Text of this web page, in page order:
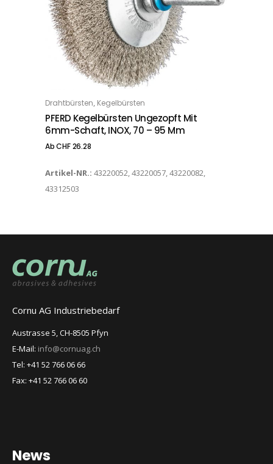
OPTIONS
Drahtbürsten, Kegelbürsten
PFERD Kegelbürsten Ungezopft Mit
6mm-Schaft, INOX, 70 – 95 Mm
AbCHF26.28
Artikel-NR.: 43220052, 43220057, 43220082,
43312503
Cornu AG Industriebedarf
Austrasse 5, CH-8505 Pfyn
E-Mail: info@cornuag.ch
Tel: +41 52 766 06 66
Fax: +41 52 766 06 60
News